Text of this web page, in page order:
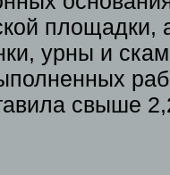
площадки,
урны и
свыше